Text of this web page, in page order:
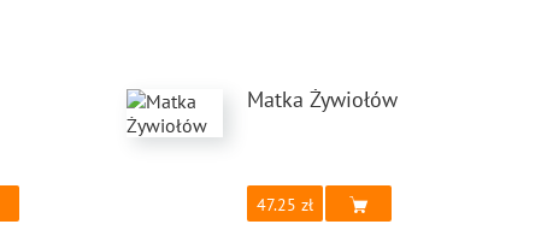
Matka Żywiołów
47.25